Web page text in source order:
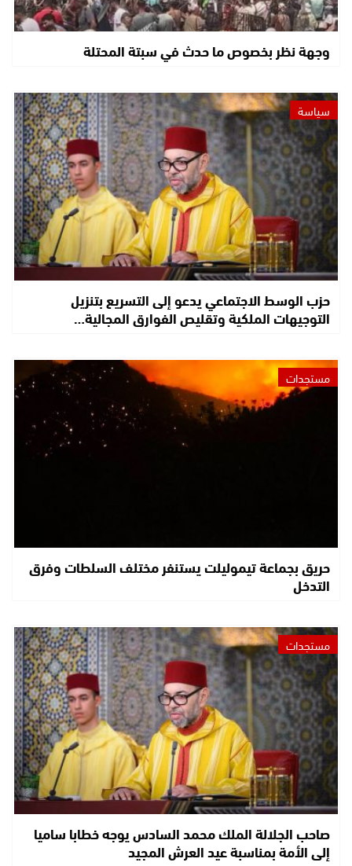
وجهة نظر بخصوص ما حدث في سبتة المحتلة
سياسة
حزب الوسط الاجتماعي يدعو إلى التسريع بتنزيل
التوجيهات الملكية وتقليص الفوارق المجالية…
مستجدات
حريق بجماعة تيموليلت يستنفر مختلف السلطات وفرق
التدخل
مستجدات
صاحب الجلالة الملك محمد السادس يوجه خطابا ساميا
إلى الأمة بمناسبة عيد العرش المجيد